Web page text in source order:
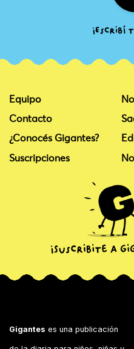
Equipo
Contacto
¿Conocés Gigantes?
Suscripciones
Gigantes es una publicación